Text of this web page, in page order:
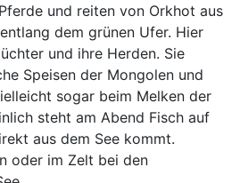
und reiten von Orkhot aus
dem grünen Ufer. Hier
und ihre Herden. Sie
Speisen der Mongolen und
sogar beim Melken der
steht am Abend Fisch auf
aus dem See kommt.
oder im Zelt bei den